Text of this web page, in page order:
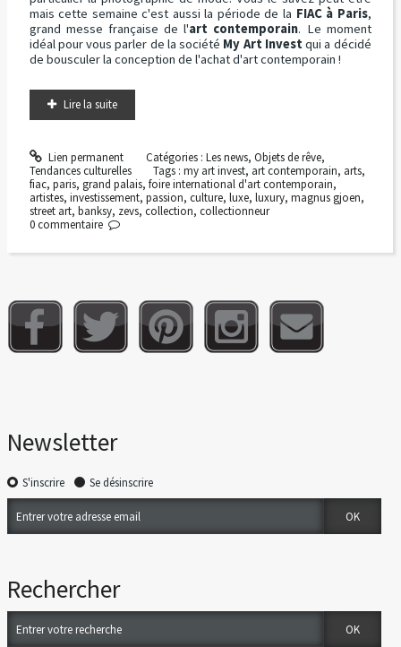
mais cette semaine c'est aussi la période de la FIAC à Paris,
grand messe française de l'art contemporain. Le moment
idéal pour vous parler de la société My Art Investqui a décidé
de bousculer la conception de l'achat d'art contemporain !
Lire la suite
Lien permanent Catégories : Les news, Objets de rêve,
Tendances culturelles
Tags :my art invest, art contemporain, arts,
fiac, paris, grand palais, foire international d'art contemporain,
artistes, investissement, passion, culture, luxe, luxury, magnus gjoen,
street art, banksy, zevs, collection, collectionneur
0 commentaire
Newsletter
S'inscrire Se désinscrire
Rechercher